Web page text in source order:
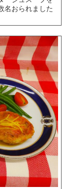
名おられました